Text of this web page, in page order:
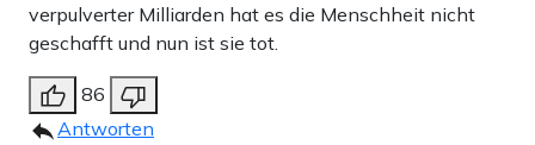
verpulverter Milliarden hat es die Menschheit nicht
geschafft und nun ist sie tot.
86
Antworten